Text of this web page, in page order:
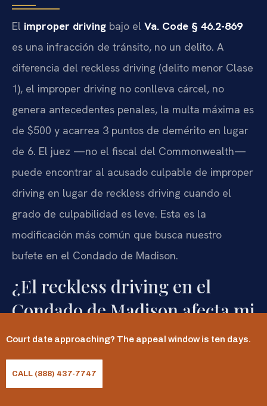
El improper driving bajo el Va. Code § 46.2-869
es una infracción de tránsito, no un delito. A
diferencia del reckless driving (delito menor Clase
1), el improper driving no conlleva cárcel, no
genera antecedentes penales, la multa máxima es
de $500 y acarrea 3 puntos de demérito en lugar
de 6. El juez —no el fiscal del Commonwealth—
puede encontrar al acusado culpable de improper
driving en lugar de reckless driving cuando el
grado de culpabilidad es leve. Esta es la
modificación más común que busca nuestro
bufete en el Condado de Madison.
¿El reckless driving en el
Condado de Madison afecta mi
seguro de auto?
Sí, significativamente. Una condena por reckless
Court date approaching? The appeal window is ten days.
CALL (888) 437-7747